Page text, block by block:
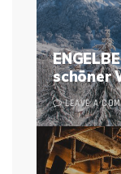
schöner
LEAVE A